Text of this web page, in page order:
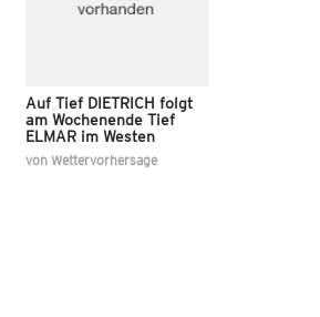
Auf Tief DIETRICH folgt
am Wochenende Tief
ELMAR im Westen
von Wettervorhersage